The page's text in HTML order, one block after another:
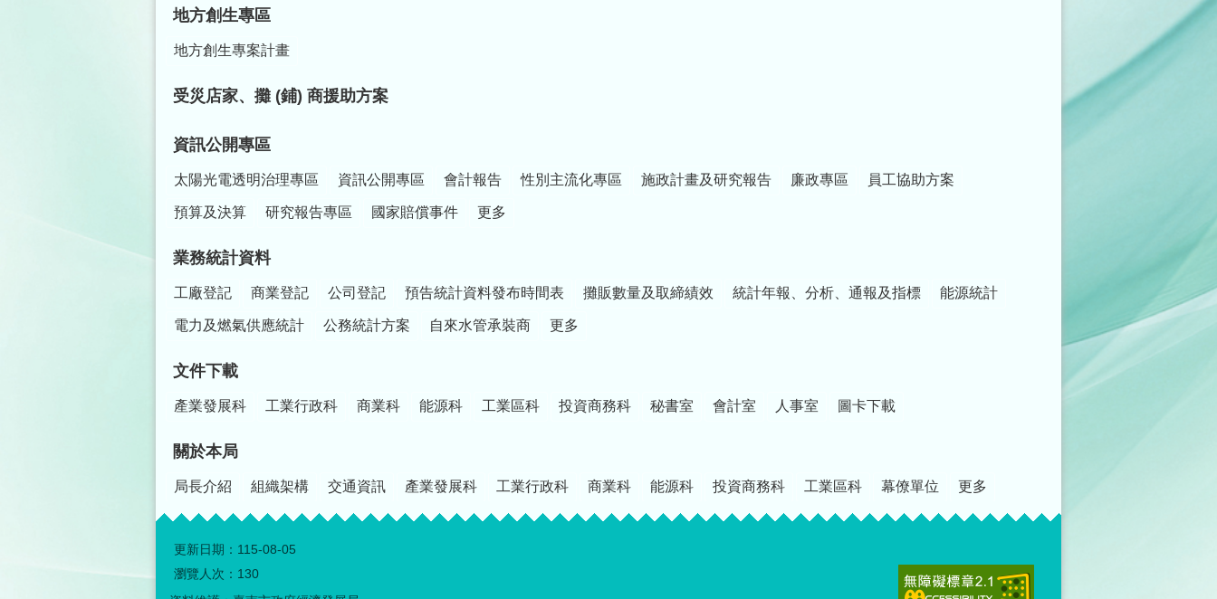
地方創生專區
地方創生專案計畫
受災店家、攤 (鋪) 商援助方案
資訊公開專區
太陽光電透明治理專區 資訊公開專區 會計報告 性別主流化專區 施政計畫及研究報告 廉政專區 員工協助方案
預算及決算 研究報告專區 國家賠償事件 更多
業務統計資料
工廠登記 商業登記 公司登記 預告統計資料發布時間表 攤販數量及取締績效 統計年報、分析、通報及指標 能源統計
電力及燃氣供應統計 公務統計方案 自來水管承裝商 更多
文件下載
產業發展科 工業行政科 商業科 能源科 工業區科 投資商務科 秘書室 會計室 人事室 圖卡下載
關於本局
局長介紹 組織架構 交通資訊 產業發展科 工業行政科 商業科 能源科 投資商務科 工業區科 幕僚單位 更多
更新日期： 115-08-05
瀏覽人次： 130